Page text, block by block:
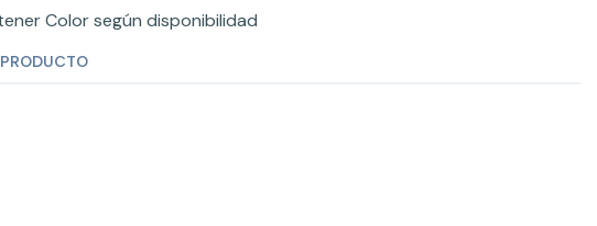
Color según disponibilidad